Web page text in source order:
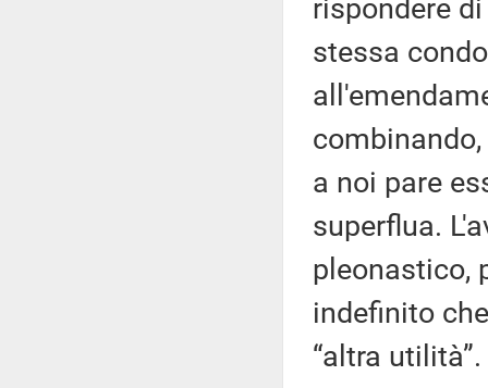
rispondere
stessa
a noi pare
superflua.
pleonastico,
indefinito
“altra